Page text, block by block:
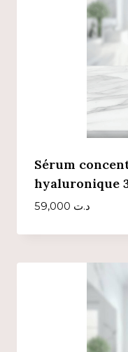
Sérum
hyaluronique
د.ت